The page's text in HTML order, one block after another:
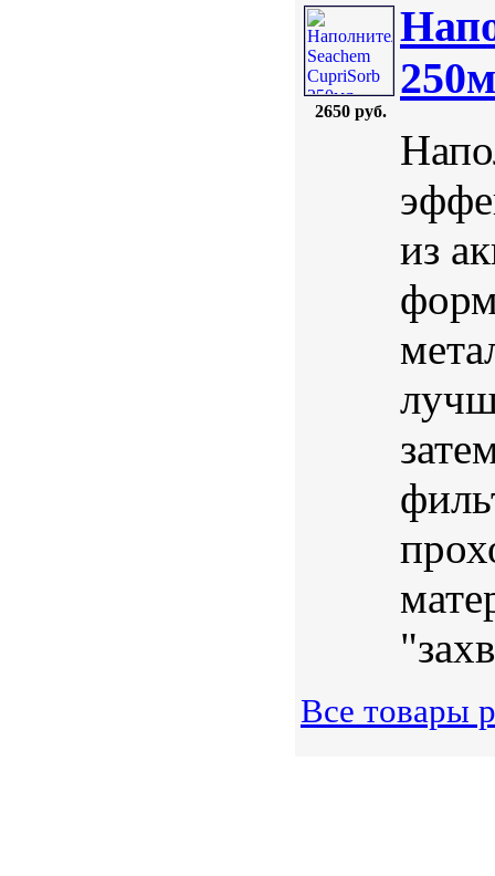
2650 руб.
из
Все товары